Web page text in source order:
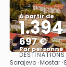
À partir de
697 €
Par personne
DESTINATIONS
Sarajevo · Mostar ·